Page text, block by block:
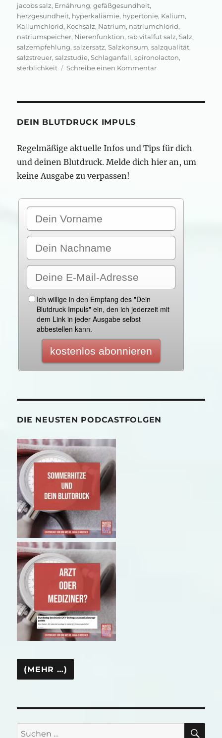
jacobs salz, Ernährung,gefäßgesundheit,
herzgesundheit, hyperkaliämie, hypertonie, Kalium,
Kaliumchlorid, Kochsalz, Natrium, natriumchlorid,
natriumspeicher, Nierenfunktion, rab vitalfut salz,Salz,
salzempfehlung,salzersatz,Salzkonsum,salzqualität,
salzstreuer,salzstudie,Schlaganfall,spironolacton,
sterblichkeit
Schreibe einen Kommentarzu
DEIN BLUTDRUCK IMPULS
Regelmäßige aktuelle Infos und Tips für dich
und deinen Blutdruck. Melde dich hier an, um
keine Ausgabe zu verpassen!
DIE NEUSTEN PODCASTFOLGEN
Suchen